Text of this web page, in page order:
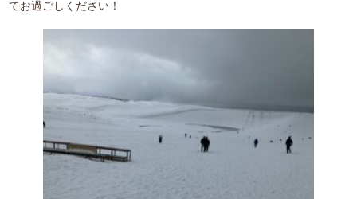
てお過ごしください！